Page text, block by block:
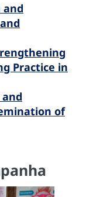
Practice in
of